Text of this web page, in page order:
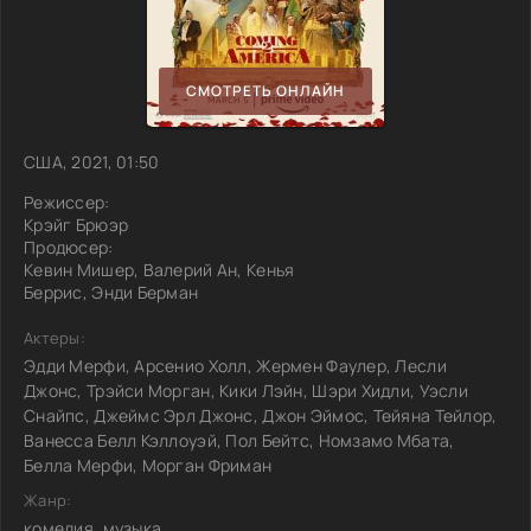
СМОТРЕТЬ ОНЛАЙН
США, 2021, 01:50
Режиссер:
Крэйг Брюэр
Продюсер:
Кевин Мишер, Валерий Ан, Кенья
Беррис, Энди Берман
Актеры:
Эдди Мерфи, Арсенио Холл, Жермен Фаулер, Лесли
Джонс, Трэйси Морган, Кики Лэйн, Шэри Хидли, Уэсли
Снайпс, Джеймс Эрл Джонс, Джон Эймос, Тейяна Тейлор,
Ванесса Белл Кэллоуэй, Пол Бейтс, Номзамо Мбата,
Белла Мерфи, Морган Фриман
Жанр: